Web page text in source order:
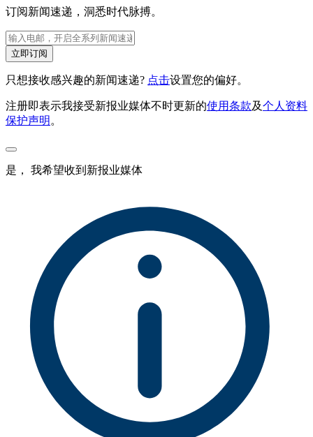
订阅新闻速递，洞悉时代脉搏。
立即订阅
只想接收感兴趣的新闻速递? 点击设置您的偏好。
注册即表示我接受新报业媒体不时更新的使用条款及个人资料
保护声明 。
是， 我希望收到新报业媒体